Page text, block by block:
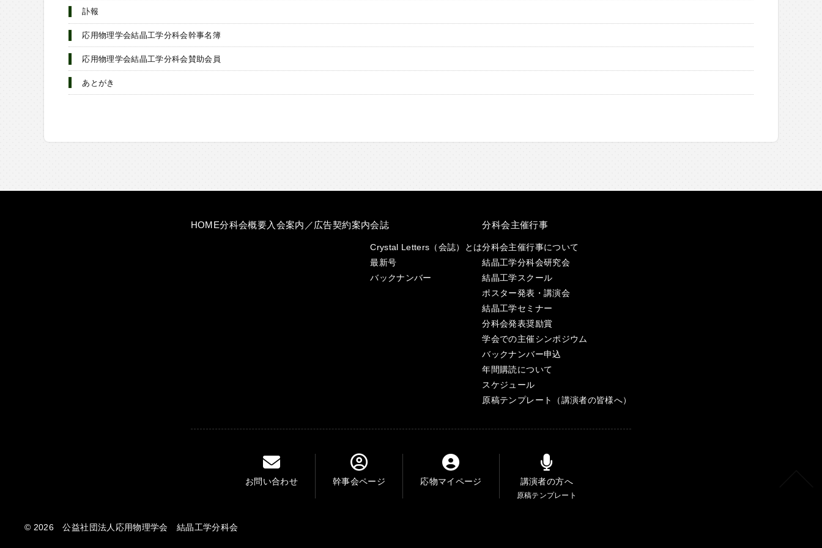
訃報
応用物理学会結晶工学分科会幹事名簿
応用物理学会結晶工学分科会賛助会員
あとがき
HOME分科会概要入会案内／広告契約案内会誌
Crystal Letters（会誌）とは
最新号
バックナンバー
分科会主催行事
分科会主催行事について
結晶工学分科会研究会
結晶工学スクール
ポスター発表・講演会
結晶工学セミナー
分科会発表奨励賞
学会での主催シンポジウム
バックナンバー申込
年間購読について
スケジュール
原稿テンプレート（講演者の皆様へ）
お問い合わせ 幹事会ページ 応物マイページ 講演者の方へ
原稿テンプレート
© 2026 公益社団法人応用物理学会 結晶工学分科会